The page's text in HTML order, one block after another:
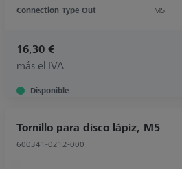
Connection Type Out
M5
16,30 €
más el IVA
Disponible
Tornillo para disco lápiz, M5
600341-0212-000